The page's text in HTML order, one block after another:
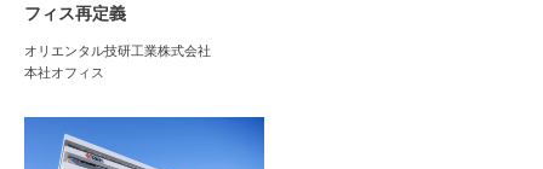
フィス再定義
オリエンタル技研工業株式会社
本社オフィス